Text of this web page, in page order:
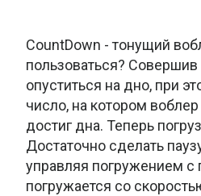
CountDown - тонущий
пользоваться?
опуститься на дно, при
число, на котором воблер
достиг дна. Теперь
Достаточно сделать
управляя погружением с
погружается со